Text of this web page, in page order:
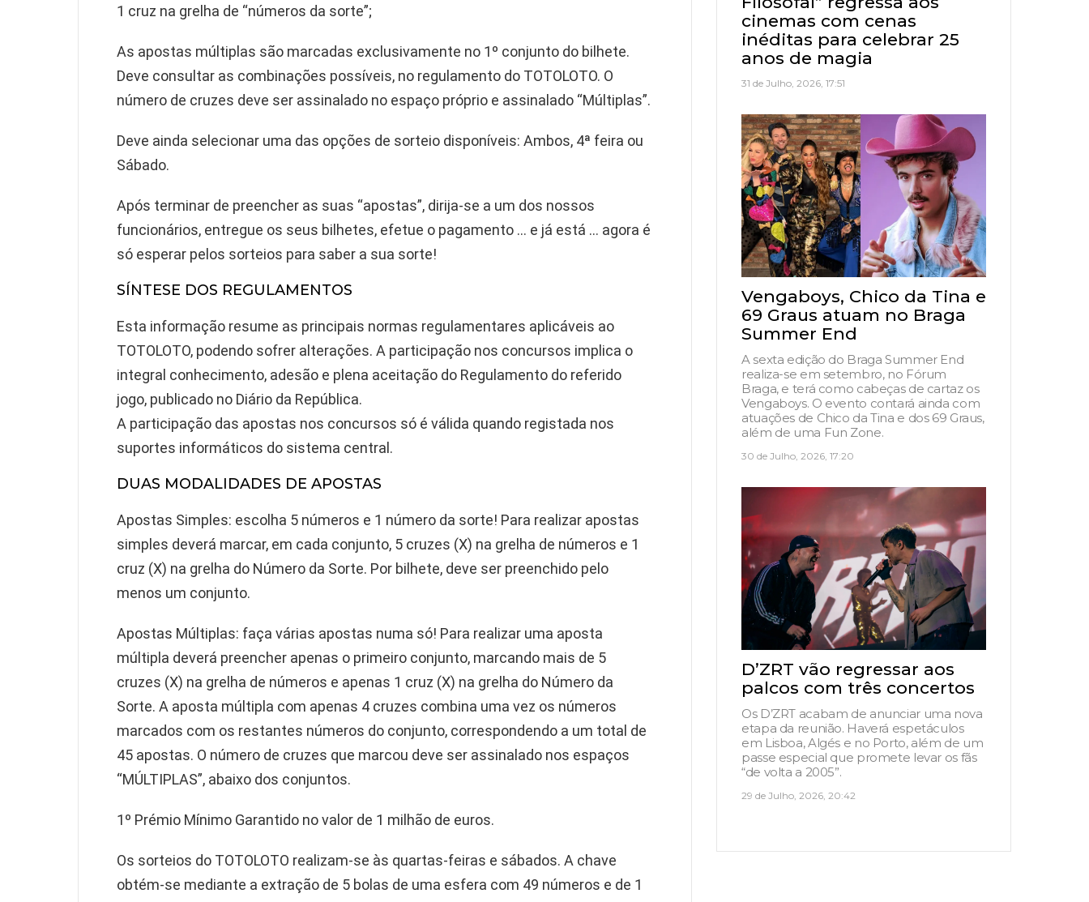
1 cruz na grelha de “números da sorte”;
As apostas múltiplas são marcadas exclusivamente no 1º conjunto do bilhete.
Deve consultar as combinações possíveis, no regulamento do TOTOLOTO. O
número de cruzes deve ser assinalado no espaço próprio e assinalado “Múltiplas”.
Deve ainda selecionar uma das opções de sorteio disponíveis: Ambos, 4ª feira ou
Sábado.
Após terminar de preencher as suas “apostas”, dirija-se a um dos nossos
funcionários, entregue os seus bilhetes, efetue o pagamento … e já está … agora é
só esperar pelos sorteios para saber a sua sorte!
SÍNTESE DOS REGULAMENTOS
Esta informação resume as principais normas regulamentares aplicáveis ao
TOTOLOTO, podendo sofrer alterações. A participação nos concursos implica o
integral conhecimento, adesão e plena aceitação do Regulamento do referido
jogo, publicado no Diário da República.
A participação das apostas nos concursos só é válida quando registada nos
suportes informáticos do sistema central.
DUAS MODALIDADES DE APOSTAS
Apostas Simples: escolha 5 números e 1 número da sorte! Para realizar apostas
simples deverá marcar, em cada conjunto, 5 cruzes (X) na grelha de números e 1
cruz (X) na grelha do Número da Sorte. Por bilhete, deve ser preenchido pelo
menos um conjunto.
Apostas Múltiplas: faça várias apostas numa só! Para realizar uma aposta
múltipla deverá preencher apenas o primeiro conjunto, marcando mais de 5
cruzes (X) na grelha de números e apenas 1 cruz (X) na grelha do Número da
Sorte. A aposta múltipla com apenas 4 cruzes combina uma vez os números
marcados com os restantes números do conjunto, correspondendo a um total de
45 apostas. O número de cruzes que marcou deve ser assinalado nos espaços
“MÚLTIPLAS”, abaixo dos conjuntos.
1º Prémio Mínimo Garantido no valor de 1 milhão de euros.
Os sorteios do TOTOLOTO realizam-se às quartas-feiras e sábados. A chave
obtém-se mediante a extração de 5 bolas de uma esfera com 49 números e de 1
cinemas com cenas
inéditas para celebrar 25
anos de magia
31 de Julho, 2026, 17:51
Vengaboys, Chico da Tina e
69 Graus atuam no Braga
Summer End
A sexta edição do Braga Summer End
realiza-se em setembro, no Fórum
Braga, e terá como cabeças de cartaz os
Vengaboys. O evento contará ainda com
atuações de Chico da Tina e dos 69 Graus,
além de uma Fun Zone.
30 de Julho, 2026, 17:20
D’ZRT vão regressar aos
palcos com três concertos
Os D’ZRT acabam de anunciar uma nova
etapa da reunião. Haverá espetáculos
em Lisboa, Algés e no Porto, além de um
passe especial que promete levar os fãs
“de volta a 2005”.
29 de Julho, 2026, 20:42